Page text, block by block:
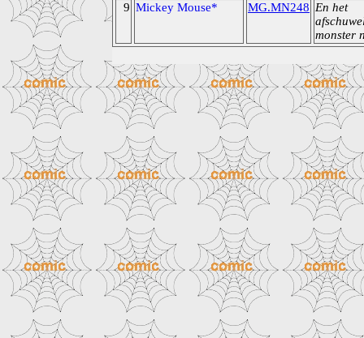
9 Mickey Mouse* MG.MN248 En het
monster